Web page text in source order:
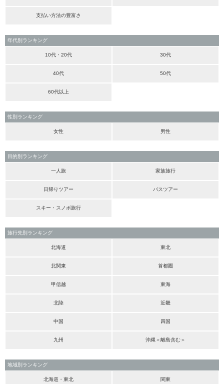
支払い方法の豊富さ
年代別ランキング
10代・20代 30代
40代 50代
60代以上
性別ランキング
女性 男性
目的別ランキング
一人旅 家族旅行
日帰りツアー バスツアー
スキー・スノボ旅行
旅行先別ランキング
北海道 東北
北関東 首都圏
甲信越 東海
北陸 近畿
中国 四国
九州 沖縄＜離島含む＞
地域別ランキング
北海道・東北 関東